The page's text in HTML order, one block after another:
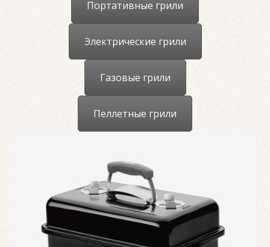
Портативные грили
Электрические грили
Газовые грили
Пеллетные грили